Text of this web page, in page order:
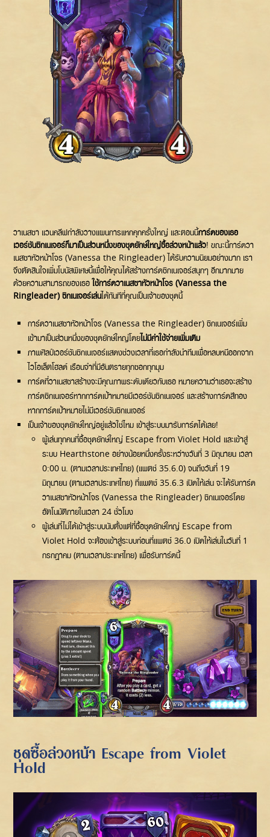
วาเนสซา แวนคลีฟกำลังวางแผนการแหกคุกครั้งใหญ่ และตอนนี้การ์ดของเธอ
เวอร์ชันซิกเนเจอร์ก็มาเป็นส่วนหนึ่งของชุดยักษ์ใหญ่ซื้อล่วงหน้าแล้ว! ขณะนี้การ์ดวา
เนสซาหัวหน้าโจร (Vanessa the Ringleader) ได้รับความนิยมอย่างมาก เรา
จึงตัดสินใจเพิ่มโบนัสพิเศษนี้เพื่อให้คุณได้สร้างการ์ดซิกเนเจอร์สนุกๆ อีกมากมาย
ด้วยความสามารถของเธอใช้การ์ดวาเนสซาหัวหน้าโจร (Vanessa the
Ringleader) ซิกเนเจอร์เล่นได้ทันทีที่คุณเป็นเจ้าของชุดนี้
การ์ดวาเนสซาหัวหน้าโจร (Vanessa the Ringleader) ซิกเนเจอร์เพิ่ม
เข้ามาเป็นส่วนหนึ่งของชุดยักษ์ใหญ่โดยไม่มีค่าใช้จ่ายเพิ่มเติม
ภาพศิลป์เวอร์ชันซิกเนเจอร์แสดงช่วงเวลาที่เธอกำลังนำทีมเพื่อหลบหนีออกจาก
ไวโอเล็ตโฮลด์ เรือนจำที่มีอันตรายทุกซอกทุกมุม
การ์ดที่วาเนสซาสร้างจะมีคุณภาพระดับเดียวกับเธอ หมายความว่าเธอจะสร้าง
การ์ดซิกเนเจอร์หากการ์ดเป้าหมายมีเวอร์ชันซิกเนเจอร์ และสร้างการ์ดสีทอง
หากการ์ดเป้าหมายไม่มีเวอร์ชันซิกเนเจอร์
เป็นเจ้าของชุดยักษ์ใหญ่อยู่แล้วใช่ไหม เข้าสู่ระบบมารับการ์ดได้เลย!
ผู้เล่นทุกคนที่ซื้อชุดยักษ์ใหญ่ Escape from Violet Hold และเข้าสู่
ระบบ Hearthstone อย่างน้อยหนึ่งครั้งระหว่างวันที่ 3 มิถุนายน เวลา
0:00 น. (ตามเวลาประเทศไทย) (แพตช์ 35.6.0) จนถึงวันที่ 19
มิถุนายน (ตามเวลาประเทศไทย) ที่แพตช์ 35.6.3 เปิดให้เล่น จะได้รับการ์ด
วาเนสซาหัวหน้าโจร (Vanessa the Ringleader) ซิกเนเจอร์โดย
อัตโนมัติภายในเวลา 24 ชั่วโมง
ผู้เล่นที่ไม่ได้เข้าสู่ระบบนับตั้งแต่ที่ซื้อชุดยักษ์ใหญ่ Escape from
Violet Hold จะต้องเข้าสู่ระบบก่อนที่แพตช์ 36.0 เปิดให้เล่นในวันที่ 1
กรกฎาคม (ตามเวลาประเทศไทย) เพื่อรับการ์ดนี้
ชุดซื้อล่วงหน้า Escape from Violet
Hold